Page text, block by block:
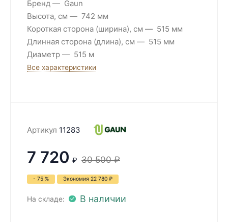
Бренд
Gaun
Высота, см
742 мм
Короткая сторона (ширина), см
515 мм
Длинная сторона (длина), см
515 мм
Диаметр
515 м
Все характеристики
Артикул 11283
7 720 ₽ 30 500 ₽
- 75 % Экономия 22 780 ₽
На складе: В наличии